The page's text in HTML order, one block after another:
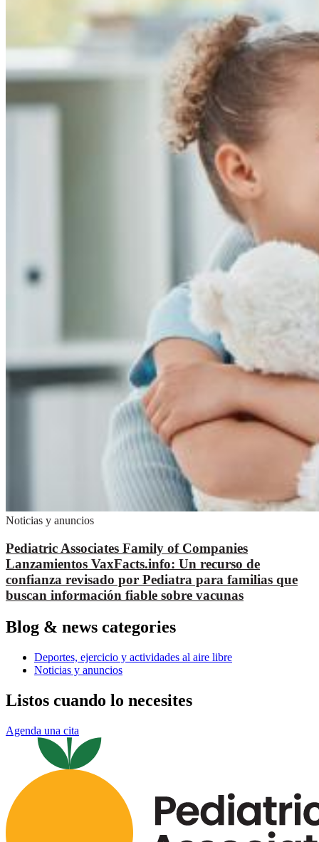
Noticias y anuncios
Pediatric Associates Family of Companies
Lanzamientos VaxFacts.info: Un recurso de
confianza revisado por Pediatra para familias que
buscan información fiable sobre vacunas
Blog & news categories
Deportes, ejercicio y actividades al aire libre
Noticias y anuncios
Listos cuando lo necesites
Agenda una cita